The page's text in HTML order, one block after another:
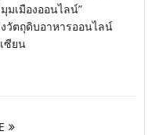
มเมืองออนไลน์”
วัตถุดิบอาหารออนไลน์
ซียน